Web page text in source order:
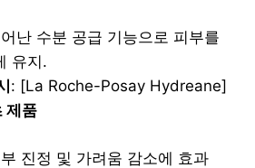
난 수분 공급 기능으로 피부를
유지.
: [La Roche-Posay Hydreane]
제품
진정 및 가려움 감소에 효과